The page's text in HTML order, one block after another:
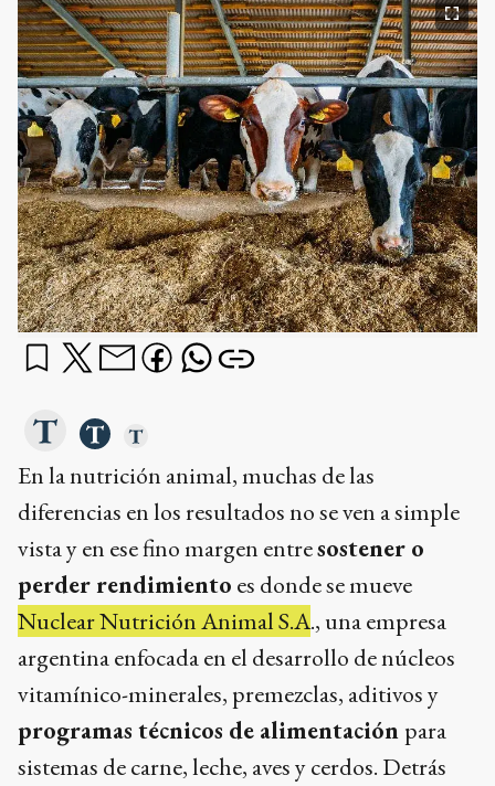
En la nutrición animal, muchas de las
diferencias en los resultados no se ven a simple
vista y en ese fino margen entresostener o
perder rendimiento es donde se mueve
Nuclear Nutrición Animal S.A., una empresa
argentina enfocada en el desarrollo de núcleos
vitamínico-minerales, premezclas, aditivos y
programas técnicos de alimentación para
sistemas de carne, leche, aves y cerdos. Detrás